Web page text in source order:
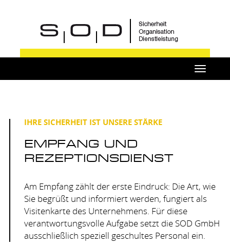
Toggle
IHRE SICHERHEIT IST UNSERE STÄRKE
EMPFANG UND
REZEPTIONSDIENST
Am Empfang zählt der erste Eindruck: Die Art, wie
Sie begrüßt und informiert werden, fungiert als
Visitenkarte des Unternehmens. Für diese
verantwortungsvolle Aufgabe setzt die SOD GmbH
ausschließlich speziell geschultes Personal ein.